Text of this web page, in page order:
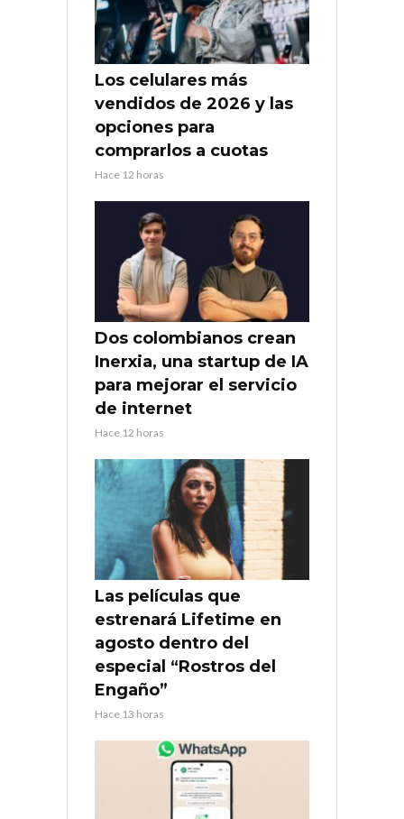
Los celulares más
vendidos de 2026 y las
opciones para
comprarlos a cuotas
Hace 12 horas
Dos colombianos crean
Inerxia, una startup de IA
para mejorar el servicio
de internet
Hace 12 horas
Las películas que
estrenará Lifetime en
agosto dentro del
especial “Rostros del
Engaño”
Hace 13 horas